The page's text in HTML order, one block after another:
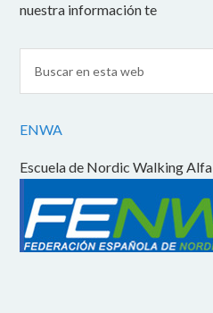
nuestra información te
ENWA
Escuela de Nordic Walking Alfa